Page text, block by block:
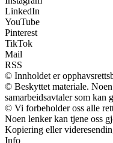
LinkedIn
YouTube
Pinterest
TikTok
Mail
RSS
© Innholdet er
© Beskyttet materiale.
samarbeidsavtaler som kan
© Vi forbeholder oss alle
Noen lenker kan tjene oss
Kopiering eller
Info